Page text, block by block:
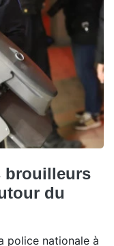
brouilleurs
du
police nationale à